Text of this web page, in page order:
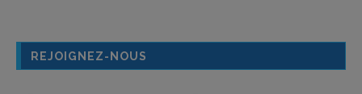
REJOIGNEZ-NOUS